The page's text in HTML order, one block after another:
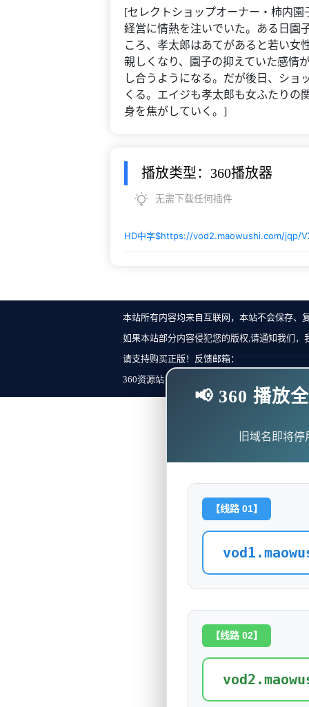
[セレクトショップオーナー・柿内
経営に情熱を注いでいた。ある日園
ころ、孝太郎はあてがあると若い女
親しくなり、園子の抑えていた感情
し合うようになる。だが後日、ショ
くる。エイジも孝太郎も女ふたりの
身を焦がしていく。]
播放类型：360播放器
无需下载任何插件
HD中字$https://vod2.maowushi.com/jqp/
本站所有内容均来自互联网，本站不会保存、
如果本站部分内容侵犯您的版权,请通知我们
请支持购买正版！反馈邮箱：
360资源站 Copyright ©2018-2023 All Rights
📢 360 播放
旧域名即将
【线路 01】
【线路 02】